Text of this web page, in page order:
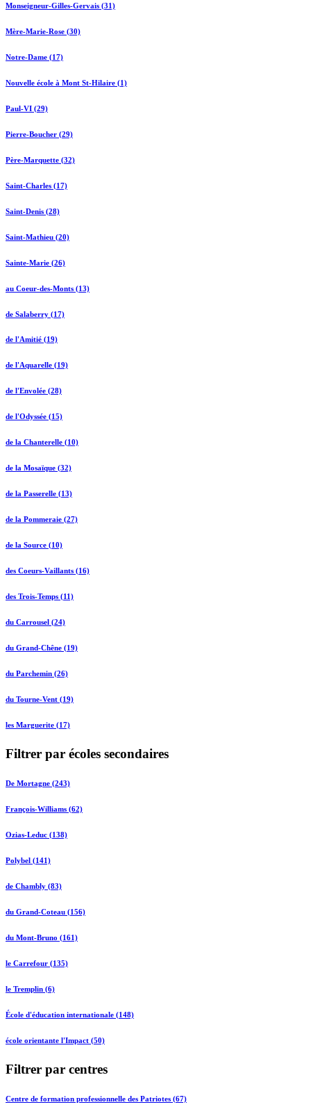
Monseigneur-Gilles-Gervais (31)
Mère-Marie-Rose (30)
Notre-Dame (17)
Nouvelle école à Mont St-Hilaire (1)
Paul-VI (29)
Pierre-Boucher (29)
Père-Marquette (32)
Saint-Charles (17)
Saint-Denis (28)
Saint-Mathieu (20)
Sainte-Marie (26)
au Coeur-des-Monts (13)
de Salaberry (17)
de l'Amitié (19)
de l'Aquarelle (19)
de l'Envolée (28)
de l'Odyssée (15)
de la Chanterelle (10)
de la Mosaïque (32)
de la Passerelle (13)
de la Pommeraie (27)
de la Source (10)
des Coeurs-Vaillants (16)
des Trois-Temps (11)
du Carrousel (24)
du Grand-Chêne (19)
du Parchemin (26)
du Tourne-Vent (19)
les Marguerite (17)
Filtrer par écoles secondaires
De Mortagne (243)
François-Williams (62)
Ozias-Leduc (138)
Polybel (141)
de Chambly (83)
du Grand-Coteau (156)
du Mont-Bruno (161)
le Carrefour (135)
le Tremplin (6)
École d'éducation internationale (148)
école orientante l'Impact (50)
Filtrer par centres
Centre de formation professionnelle des Patriotes (67)